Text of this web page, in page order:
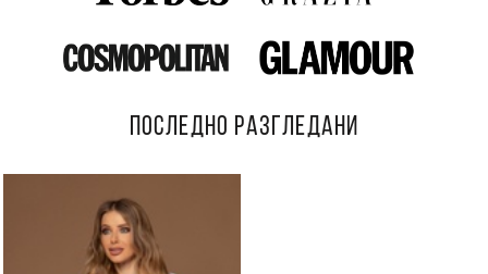
ПОСЛЕДНО РАЗГЛЕДАНИ